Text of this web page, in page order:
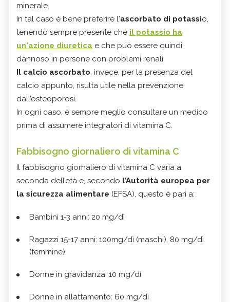
minerale.
In tal caso è bene preferire l'ascorbato di potassio,
tenendo sempre presente che il potassio ha
un'azione diuretica e che può essere quindi
dannoso in persone con problemi renali.
Il calcio ascorbato , invece, per la presenza del
calcio appunto, risulta utile nella prevenzione
dall’osteoporosi.
In ogni caso, è sempre meglio consultare un medico
prima di assumere integratori di vitamina C.
Fabbisogno giornaliero di vitamina C
Il fabbisogno giornaliero di vitamina C varia a
seconda dell’età e, secondo l’Autorità europea per
la sicurezza alimentare (EFSA), questo è pari a:
Bambini 1-3 anni: 20 mg/dì
Ragazzi 15-17 anni: 100mg/dì (maschi), 80 mg/dì
(femmine)
Donne in gravidanza: 10 mg/dì
Donne in allattamento: 60 mg/dì